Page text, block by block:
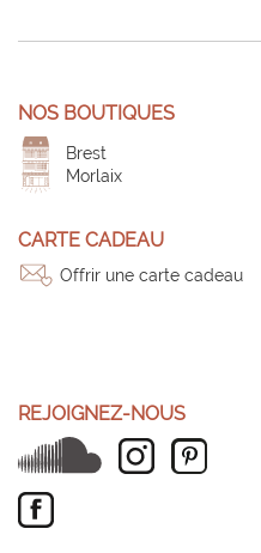
NOS BOUTIQUES
Brest
Morlaix
CARTE CADEAU
Offrir une carte cadeau
REJOIGNEZ-NOUS